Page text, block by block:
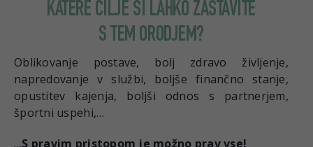
KATERE CILJE SI LAHKO ZASTAVITE
S TEM ORODJEM?
Oblikovanje postave, bolj zdravo življenje,
napredovanje v službi, boljše finančno stanje,
opustitev kajenja, boljši odnos s partnerjem,
športni uspehi,…
…S pravim pristopom je možno prav vse!